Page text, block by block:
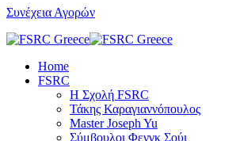
Συνέχεια Αγορών
Home
FSRC
Η Σχολή FSRC
Τάκης Καραγιαννόπουλος
Master Joseph Yu
Σύμβουλοι Φενγκ Σούι